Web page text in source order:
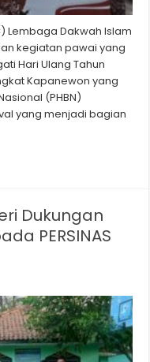
Lembaga Dakwah Islam
kegiatan pawai yang
Hari Ulang Tahun
Kapanewon yang
(PHBN)
yang menjadi bagian
Dukungan
PERSINAS